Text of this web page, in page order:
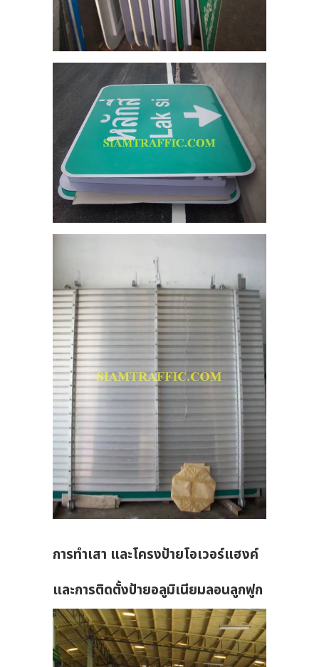
การทำเสา และโครงป้ายโอเวอร์แฮงค์
และการติดตั้งป้ายอลูมิเนียมลอนลูกฟูก